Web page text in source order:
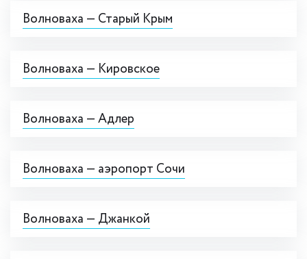
Волноваха — Старый Крым
Волноваха — Кировское
Волноваха — Адлер
Волноваха — аэропорт Сочи
Волноваха — Джанкой